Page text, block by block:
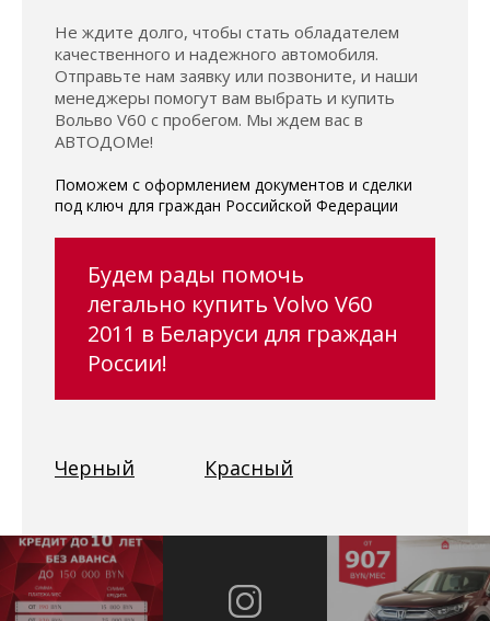
Не ждите долго, чтобы стать обладателем
качественного и надежного автомобиля.
Отправьте нам заявку или позвоните, и наши
менеджеры помогут вам выбрать и купить
Вольво V60 с пробегом. Мы ждем вас в
АВТОДОМе!
Поможем с оформлением документов и сделки
под ключ для граждан Российской Федерации
Будем рады помочь
легально купить Volvo V60
2011 в Беларуси для граждан
России!
Черный Красный